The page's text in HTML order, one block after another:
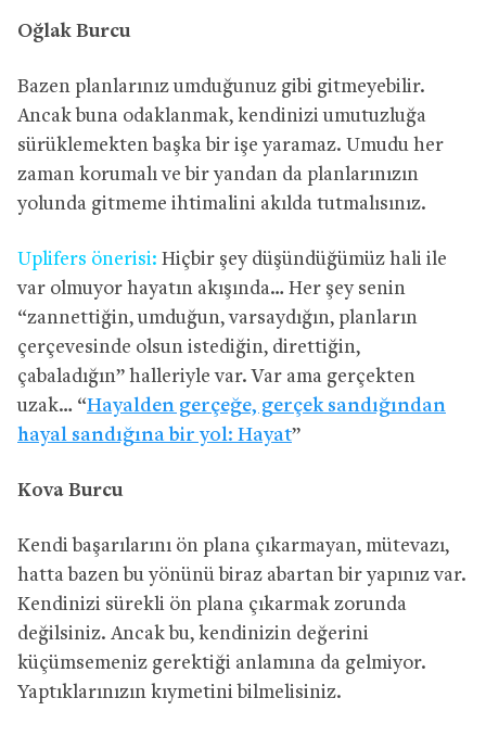
Oğlak Burcu
Bazen planlarınız umduğunuz gibi gitmeyebilir.
Ancak buna odaklanmak, kendinizi umutuzluğa
sürüklemekten başka bir işe yaramaz. Umudu her
zaman korumalı ve bir yandan da planlarınızın
yolunda gitmeme ihtimalini akılda tutmalısınız.
Uplifers önerisi: Hiçbir şey düşündüğümüz hali ile
var olmuyor hayatın akışında… Her şey senin
“zannettiğin, umduğun, varsaydığın, planların
çerçevesinde olsun istediğin, direttiğin,
çabaladığın” halleriyle var. Var ama gerçekten
uzak… “Hayalden gerçeğe, gerçek sandığından
hayal sandığına bir yol: Hayat”
Kova Burcu
Kendi başarılarını ön plana çıkarmayan, mütevazı,
hatta bazen bu yönünü biraz abartan bir yapınız var.
Kendinizi sürekli ön plana çıkarmak zorunda
değilsiniz. Ancak bu, kendinizin değerini
küçümsemeniz gerektiği anlamına da gelmiyor.
Yaptıklarınızın kıymetini bilmelisiniz.